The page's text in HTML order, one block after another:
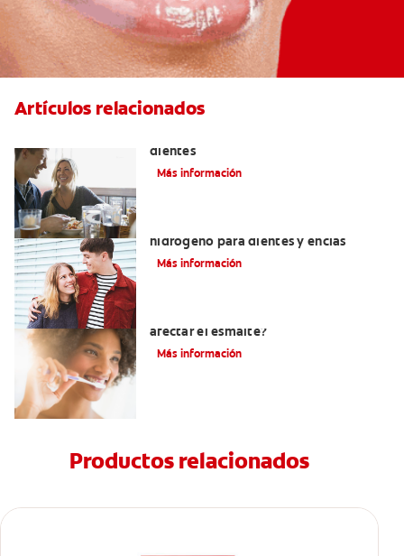
Artículos relacionados
dientes
Más información
hidrógeno para dientes y encías
Más información
afectar el esmalte?
Más información
Productos relacionados